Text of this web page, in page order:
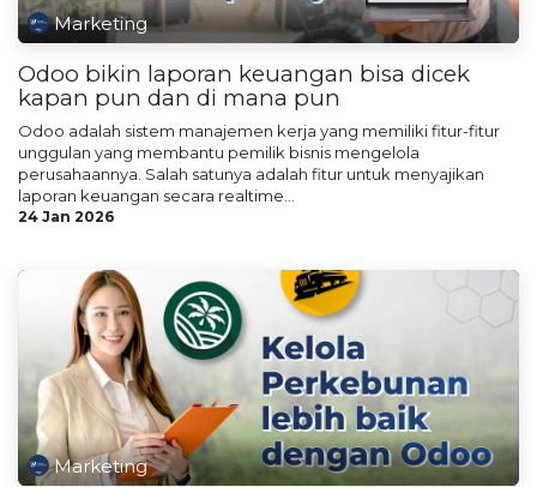
Marketing
Odoo bikin laporan keuangan bisa dicek
kapan pun dan di mana pun
Odoo adalah sistem manajemen kerja yang memiliki fitur-fitur
unggulan yang membantu pemilik bisnis mengelola
perusahaannya. Salah satunya adalah fitur untuk menyajikan
laporan keuangan secara realtime...
24 Jan 2026
Marketing